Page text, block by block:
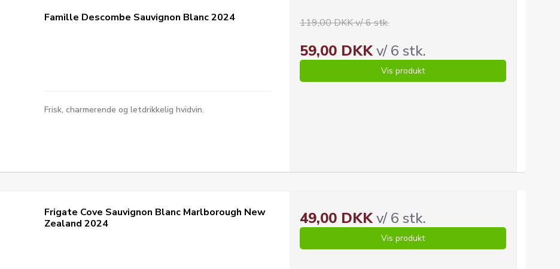
Famille Descombe Sauvignon Blanc 2024
Frisk, charmerende og letdrikkelig hvidvin.
119,00 DKK v/ 6 stk.
59,00 DKKv/ 6 stk.
Vis produkt
Frigate Cove Sauvignon Blanc Marlborough New
Zealand 2024
49,00 DKKv/ 6 stk.
Vis produkt